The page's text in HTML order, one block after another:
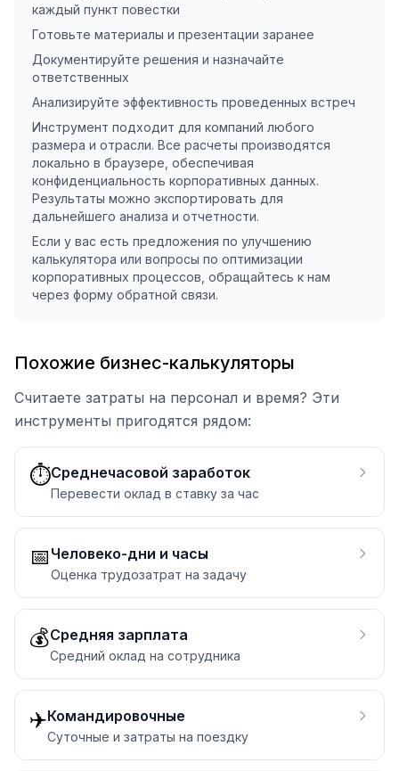
каждый пункт повестки
Готовьте материалы и презентации заранее
Документируйте решения и назначайте
ответственных
Анализируйте эффективность проведенных встреч
Инструмент подходит для компаний любого
размера и отрасли. Все расчеты производятся
локально в браузере, обеспечивая
конфиденциальность корпоративных данных.
Результаты можно экспортировать для
дальнейшего анализа и отчетности.
Если у вас есть предложения по улучшению
калькулятора или вопросы по оптимизации
корпоративных процессов, обращайтесь к нам
через форму обратной связи.
Похожие бизнес-калькуляторы
Считаете затраты на персонал и время? Эти
инструменты пригодятся рядом:
⏱️Среднечасовой заработок
Перевести оклад в ставку за час
📅 Человеко-дни и часы
Оценка трудозатрат на задачу
💰Средняя зарплата
Средний оклад на сотрудника
✈️Командировочные
Суточные и затраты на поездку